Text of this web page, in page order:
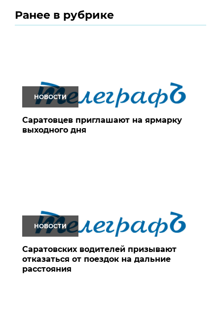
Ранее в рубрике
НОВОСТИ
Саратовцев приглашают на ярмарку
выходного дня
НОВОСТИ
Саратовских водителей призывают
отказаться от поездок на дальние
расстояния